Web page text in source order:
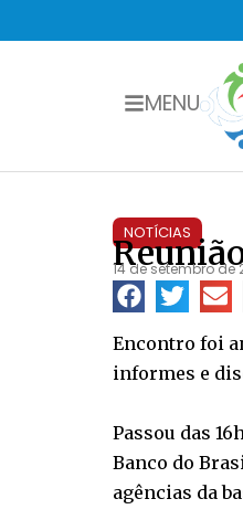
MENU
NOTÍCIAS
14 de setembro de
Encontro foi
informes e
Passou das
Banco do
agências da